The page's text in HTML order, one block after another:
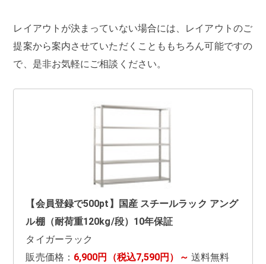
レイアウトが決まっていない場合には、レイアウトのご
提案から案内させていただくことももちろん可能ですの
で、是非お気軽にご相談ください。
【会員登録で500pt】国産 スチールラック アング
ル棚（耐荷重120kg/段）10年保証
タイガーラック
販売価格： 6,900円（税込7,590円）～ 送料無料